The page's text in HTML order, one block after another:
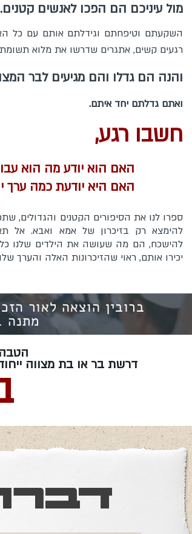
מול עיניכם הם הפכו לאנשים קטנים.
השקעתם וטיפחתם וגידלתם אותם עם כל
רגעים קשים, אתגרים שדרשו את מלוא
והנה הם גדלו והם מגיעים לבר
ואתם גדלתם יחד איתם.
ספרו לנו את הסיפורים הקטנים והגדולים,
להימצא רק בזיכרון של אמא ואבא. אל
להישכח, הם מה שעושה את הילדים שלנו כל
יכירו אותם, ראוי שהזיכרונות האלה והערך
חשבו רגע,
האם הוא יודע מה הוא
האם היא יודעת כמה ערך
ברובין הוצאה לאור
מתנה
דרשת בר או בת מצווה
דברו